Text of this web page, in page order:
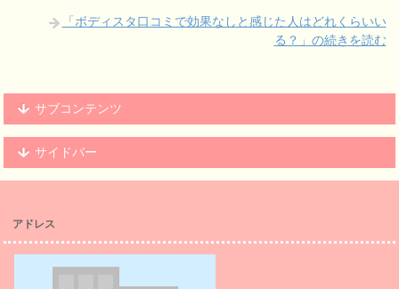
「ボディスタ口コミで効果なしと感じた人はどれくらいい
る？」の続きを読む
サブコンテンツ
サイドバー
アドレス